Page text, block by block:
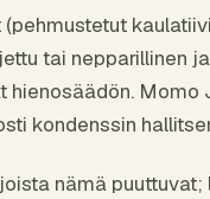
(pehmustetut
tai nepparillinen
hienosäädön. Momo
kondenssin
nämä